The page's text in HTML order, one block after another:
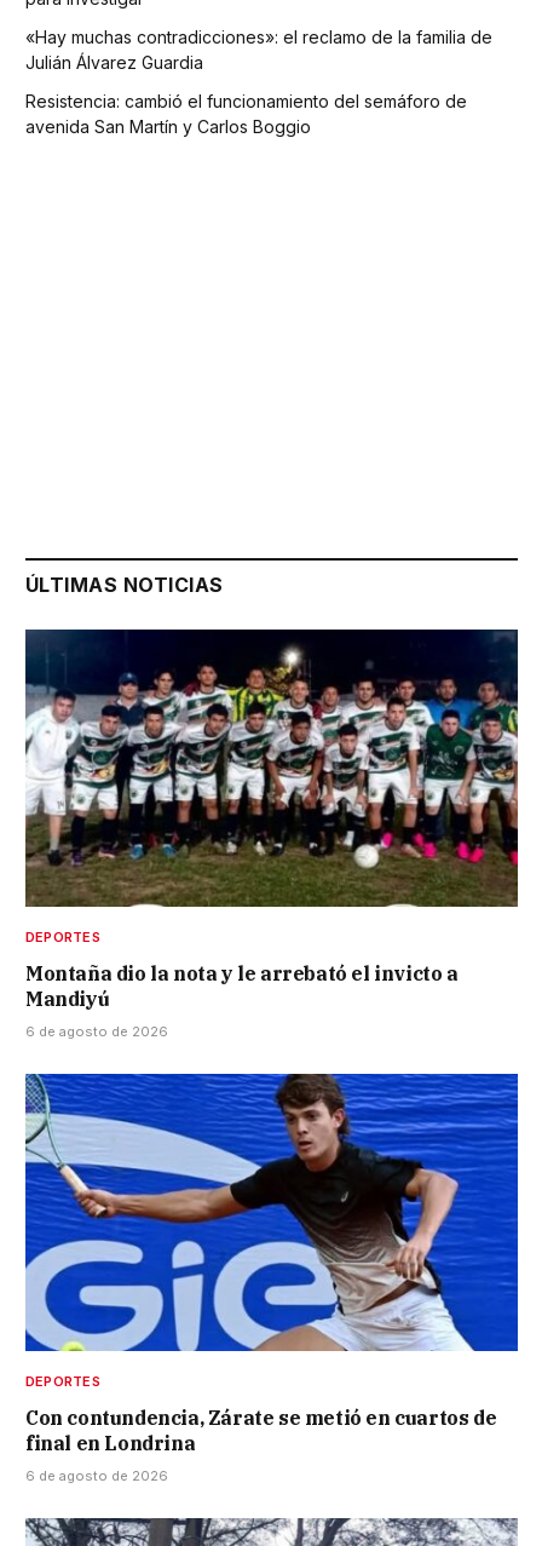
«Hay muchas contradicciones»: el reclamo de la familia de
Julián Álvarez Guardia
Resistencia: cambió el funcionamiento del semáforo de
avenida San Martín y Carlos Boggio
ÚLTIMAS NOTICIAS
DEPORTES
Montaña dio la nota y le arrebató el invicto a
Mandiyú
6 de agosto de 2026
DEPORTES
Con contundencia, Zárate se metió en cuartos de
final en Londrina
6 de agosto de 2026